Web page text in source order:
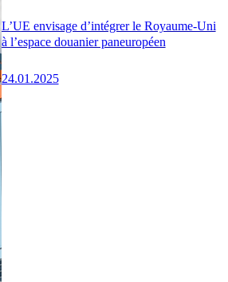
L’UE envisage d’intégrer le Royaume-Uni
à l’espace douanier paneuropéen
24.01.2025